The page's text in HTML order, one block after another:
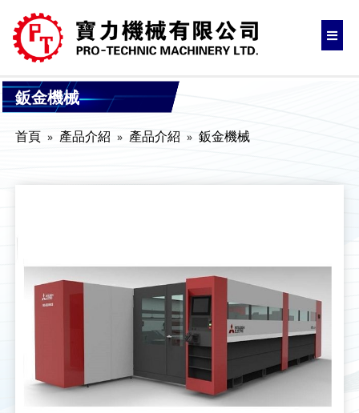
鈑金機械
首頁 產品介紹 產品介紹 鈑金機械